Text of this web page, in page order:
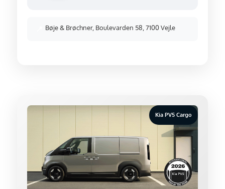
Bøje & Brøchner, Boulevarden 58, 7100 Vejle
Kia PV5 Cargo